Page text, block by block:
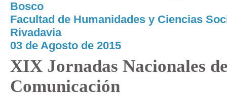
Bosco
Facultad de Humanidades y Ciencias
Rivadavia
03 de Agosto de 2015
XIX Jornadas Nacionales
Comunicación